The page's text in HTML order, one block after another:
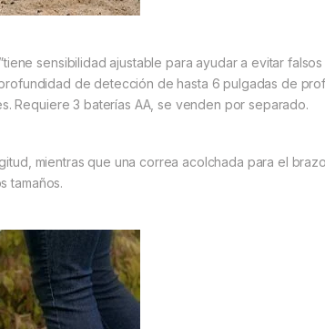
sensibilidad ajustable para ayudar a evitar
de detección de hasta 6 pulgadas de
Requiere 3 baterías AA, se venden por separado.
mientras que una correa acolchada para el
tamaños.